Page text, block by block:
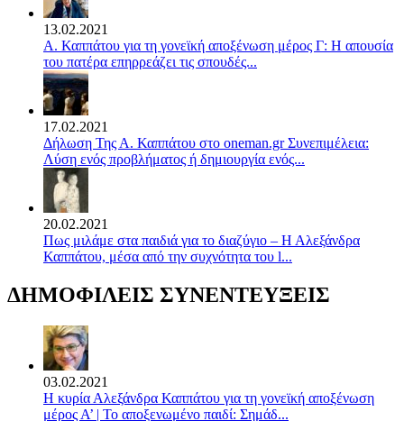
13.02.2021
Α. Καππάτου για τη γονεϊκή αποξένωση μέρος Γ: Η απουσία
του πατέρα επηρρεάζει τις σπουδές...
17.02.2021
Δήλωση Της Α. Καππάτου στο oneman.gr Συνεπιμέλεια:
Λύση ενός προβλήματος ή δημιουργία ενός...
20.02.2021
Πως μιλάμε στα παιδιά για το διαζύγιο – Η Αλεξάνδρα
Καππάτου, μέσα από την συχνότητα του l...
ΔΗΜΟΦΙΛΕΙΣ ΣΥΝΕΝΤΕΥΞΕΙΣ
03.02.2021
Η κυρία Αλεξάνδρα Καππάτου για τη γονεϊκή αποξένωση
μέρος Α’ | Το αποξενωμένο παιδί: Σημάδ...